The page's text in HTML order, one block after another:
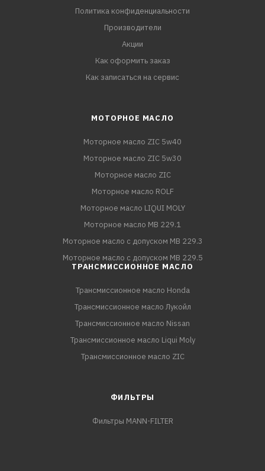
Политика конфиденциальности
Производители
Акции
Как оформить заказ
Как записаться на сервис
МОТОРНОЕ МАСЛО
Моторное масло ZIC 5w40
Моторное масло ZIC 5w30
Моторное масло ZIC
Моторное масло ROLF
Моторное масло LIQUI MOLY
Моторное масло MB 229.1
Моторное масло с допуском MB 229.3
Моторное масло с допуском MB 229.5
ТРАНСМИССИОННОЕ МАСЛО
Трансмиссионное масло Honda
Трансмиссионное масло Лукойл
Трансмиссионное масло Nissan
Трансмиссионное масло Liqui Moly
Трансмиссионное масло ZIC
ФИЛЬТРЫ
Фильтры MANN-FILTER